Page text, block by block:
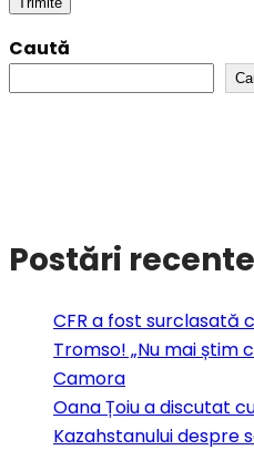
Caută
Postări recente
CFR a fost surclasată
Tromso! „Nu mai știm
Camora
Oana Țoiu a discutat
Kazahstanului despre